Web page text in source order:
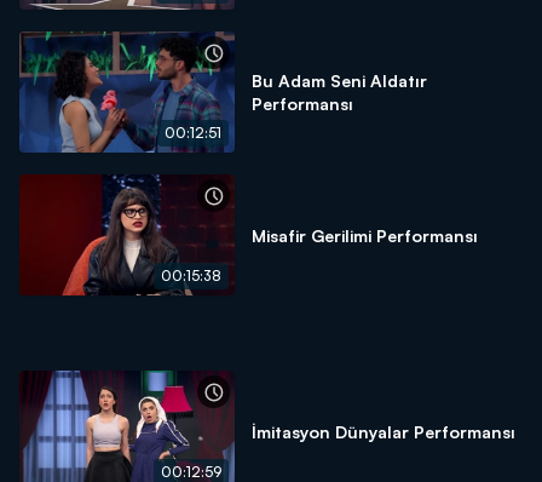
00:12:51
Bu Adam Seni Aldatır
Performansı
00:15:38
Misafir Gerilimi Performansı
00:12:59
İmitasyon Dünyalar Performansı